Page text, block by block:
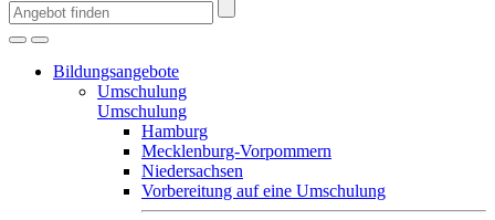
Bildungsangebote
Umschulung
Umschulung
Hamburg
Mecklenburg-Vorpommern
Niedersachsen
Vorbereitung auf eine Umschulung